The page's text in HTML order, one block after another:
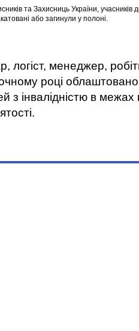
та Захисниць України,
або загинули у полоні.
логіст, менеджер,
році
з інвалідністю в межах